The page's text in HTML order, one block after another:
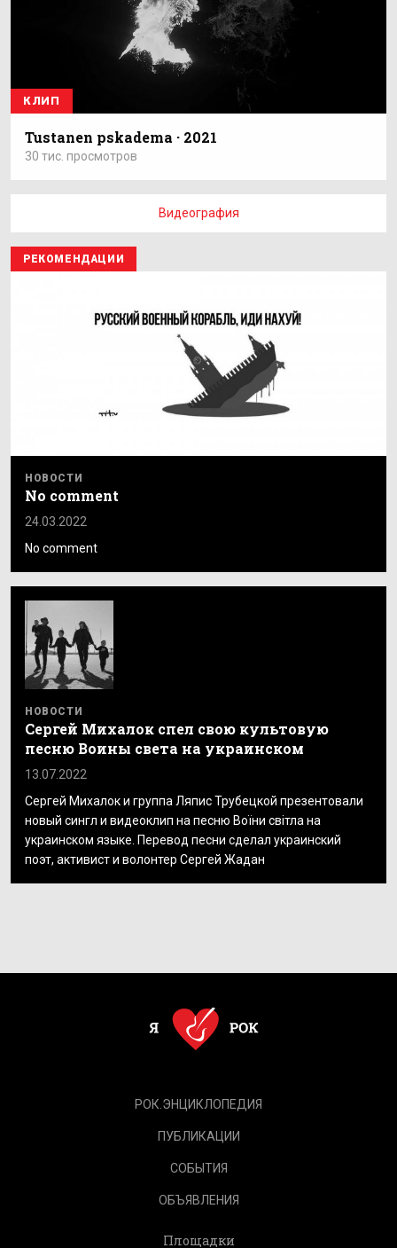
КЛИП
Tustanen pskadema · 2021
30 тис. просмотров
Видеография
РЕКОМЕНДАЦИИ
НОВОСТИ
No comment
24.03.2022
No comment
НОВОСТИ
Сергей Михалок спел свою культовую
песню Воины света на украинском
13.07.2022
Сергей Михалок и группа Ляпис Трубецкой презентовали
новый сингл и видеоклип на песню Воїни світла на
украинском языке. Перевод песни сделал украинский
поэт, активист и волонтер Сергей Жадан
РОК.ЭНЦИКЛОПЕДИЯ
ПУБЛИКАЦИИ
СОБЫТИЯ
ОБЪЯВЛЕНИЯ
Площадки